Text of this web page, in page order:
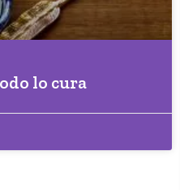
lo cura